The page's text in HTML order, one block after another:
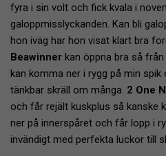
fyra i sin volt och fick kvala i
galoppmisslyckanden. Kan bli
hon iväg har hon visat klart bra
Beawinner kan öppna bra så
kan komma ner i rygg på min
tänkbar skräll om många. 2 One
och får rejält kuskplus så kanske
ner på innerspåret och får lopp i
invändigt med perfekta luckor till